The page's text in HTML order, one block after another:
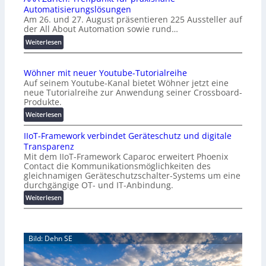
U
i
n
d
e
K
o
s
e
n
f
a
l
l
e
Automatisierungslösungen
Am 26. und 27. August präsentieren 225 Aussteller auf
der All About Automation sowie rund…
Weiterlesen:
A
A
Z
ü
i
c
h
:
T
r
e
f
f
p
n
k
t
Wöhner mit neuer Youtube-Tutorialreihe
Auf seinem Youtube-Kanal bietet Wöhner jetzt eine
neue Tutorialreihe zur Anwendung seiner Crossboard-
Produkte.
Weiterlesen:
W
ö
h
n
e
r
m
i
t
e
u
e
r
IIoT-Framework verbindet Geräteschutz und digitale
Transparenz
Mit dem IIoT-Framework Caparoc erweitert Phoenix
Contact die Kommunikationsmöglichkeiten des
gleichnamigen Geräteschutzschalter-Systems um eine
durchgängige OT- und IT-Anbindung.
Weiterlesen:
I
T
-
F
Bild: Dehn SE